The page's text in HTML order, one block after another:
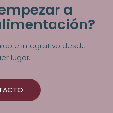
a
e integrativo desde
lugar.